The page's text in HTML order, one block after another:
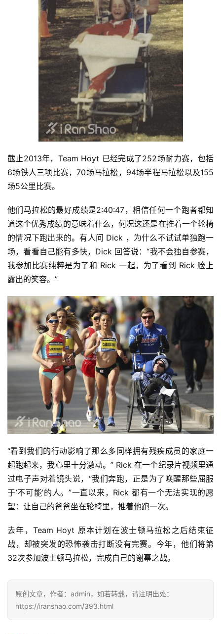
察
装
训
练
视
频
用
户
精
选
运
截止2013年，Team Hoyt 已经完成了252场耐力赛，包括
6场铁人三项比赛，70场马拉松，94场半程马拉松以及155
场5公里比赛。
他们马拉松的最好成绩是2:40:47，相信任何一个跑者都知
道这个优秀成绩的意味着什么，何况这还是在推着一个轮椅
的情况下跑出来的。有人问 Dick ，为什么不试试单独跑一
场，看看自己能有多快，Dick 回答说：“我不会独自参赛，
我参加比赛纯粹是为了和 Rick 一起，为了看到 Rick 脸上
露出的笑容。”
“看到我们的行动影响了那么多同样拥有残疾成员的家庭一
起跑起来，我心里十分激动。” Rick 在一个纪录片视频里通
过电子声对着镜头说，“我们奔跑，正是为了唤醒那些屈服
于’不可能’的人。”一直以来，Rick 都有一个无法实现的愿
望：让自己的爸爸坐在轮椅里，推着他跑一次。
去年，Team Hoyt 原本计划在波士顿马拉松之后结束征
战，却被突发的恐怖袭击打断没有完赛。今年，他们将第
32次参加波士顿马拉松，完成自己的谢幕之战。
原创文章，作者：admin，如若转载，请注明出处：
https://iranshao.com/393.html